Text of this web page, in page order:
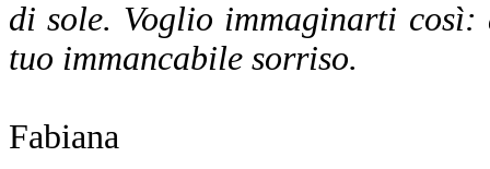
di sole. Voglio immaginarti
tuo immancabile sorriso.
Fabiana